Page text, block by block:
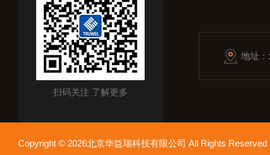
扫码关注 了解更多
地址
Copyright © 2026北京华益瑞科技有限公司 All Rights